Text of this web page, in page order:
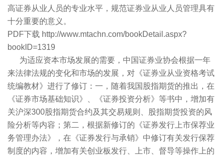
高证券从业人员的专业水平，规范证券业从业人员管理具有
十分重要的意义。
PDF下载 http://www.mtachn.com/bookDetail.aspx?
bookID=1319
为适应资本市场发展的需要，中国证券业协会根据一年
来法律法规的变化和市场的发展，对《证券业从业资格考试
统编教材》进行了修订：一，随着我国股指期货的推出，在
《证券市场基础知识》、《证券投资分析》等书中，增加有
关沪深300股指期货合约及其交易规则、股指期货投资的风
险分析等内容；第二，根据新修订的《证券发行上市保荐业
务管理办法》，在《证券发行与承销》中修订有关发行保荐
制度的内容，增加有关创业板发行、上市、督导等操作上的